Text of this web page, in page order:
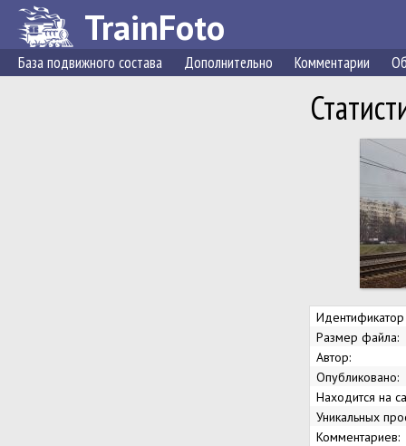
TrainFoto
База подвижного состава Дополнительно Комментарии
Размер файла:
Автор:
Опубликовано:
Находится на
Уникальных
Комментариев: